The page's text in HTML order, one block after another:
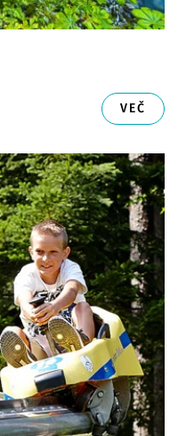
VEČ